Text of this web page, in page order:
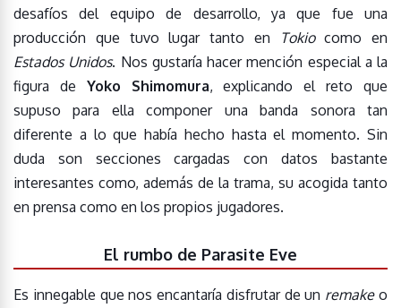
desafíos del equipo de desarrollo, ya que fue una
producción que tuvo lugar tanto en
Tokiocomo en
Estados Unidos. Nos gustaría hacer mención especial a la
figura de Yoko Shimomura, explicando el reto que
supuso para ella componer una banda sonora tan
diferente a lo que había hecho hasta el momento. Sin
duda son secciones cargadas con datos bastante
interesantes como, además de la trama, su acogida tanto
en prensa como en los propios jugadores.
El rumbo de Parasite Eve
Es innegable que nos encantaría disfrutar de un remakeo